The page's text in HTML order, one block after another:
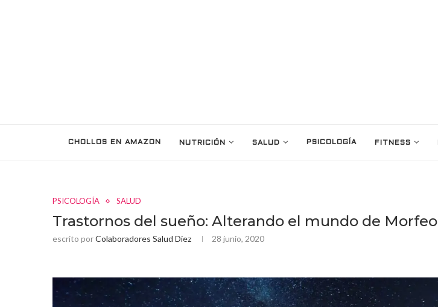
CHOLLOS EN AMAZON NUTRICIÓN SALUD PSICOLOGÍA FITNESS
PSICOLOGÍA SALUD
Trastornos del sueño: Alterando el mundo de Morfeo
escrito porColaboradores Salud Diez 28 junio, 2020